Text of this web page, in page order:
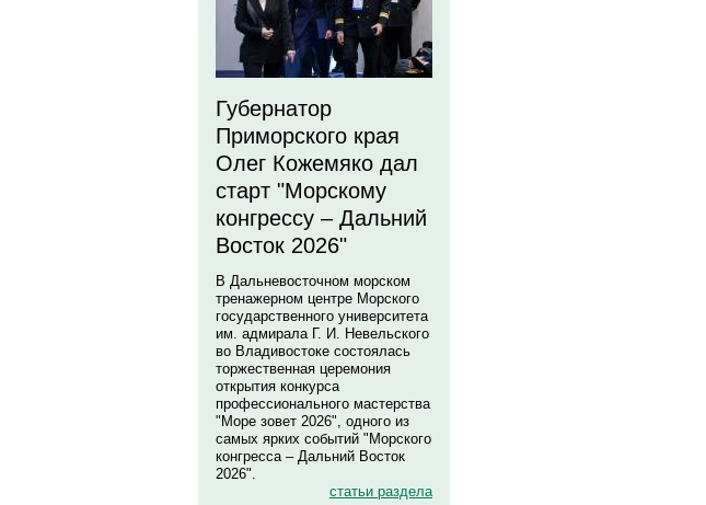
Губернатор
Приморского края
Олег Кожемяко дал
старт "Морскому
конгрессу – Дальний
Восток 2026"
В Дальневосточном морском
тренажерном центре Морского
государственного университета
им. адмирала Г. И. Невельского
во Владивостоке состоялась
торжественная церемония
открытия конкурса
профессионального мастерства
"Море зовет 2026", одного из
самых ярких событий "Морского
конгресса – Дальний Восток
2026".
статьи раздела